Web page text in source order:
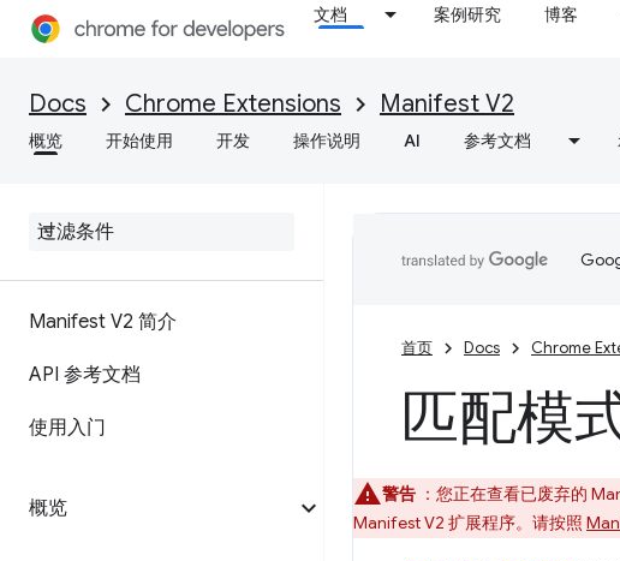
文档 案例研究 博客
Docs Chrome Extensions Manifest V2
概览 开始使用 开发 操作说明 AI 参考文档
Manifest V2 简介
API 参考文档
使用入门
概览
首页 Docs Chrome
匹配模
警告 ：您正在查看已废弃的
Manifest V2 扩展程序。请按照